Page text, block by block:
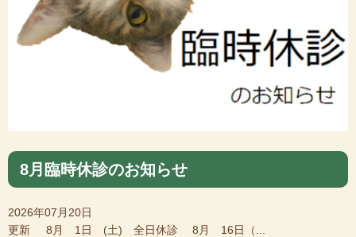
8月臨時休診のお知らせ
2026年07月20日
更新 8月 1日 (土) 全日休診 8月 16日（...